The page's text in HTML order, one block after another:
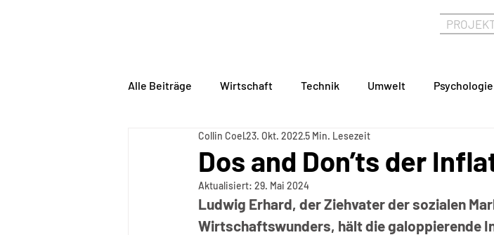
Alle Beiträge Wirtschaft Technik Umwelt Psychologie
Dos and Don’ts der
Collin Coel23. Okt. 20225 Min. Lesezeit
Aktualisiert: 29. Mai 2024
Ludwig Erhard, der Ziehvater der sozialen
Wirtschaftswunders, hält die galoppierende